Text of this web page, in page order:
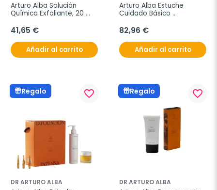
Arturo Alba Solución
Química Exfoliante, 20
41,65 €
Añadir al carrito
Arturo Alba Estuche
Cuidado Básico
Ácida + Limpiadora
82,96 €
Añadir al carrito
Regalo favorite_border
DR ARTURO ALBA
Regalo favorite_border
DR ARTURO ALBA